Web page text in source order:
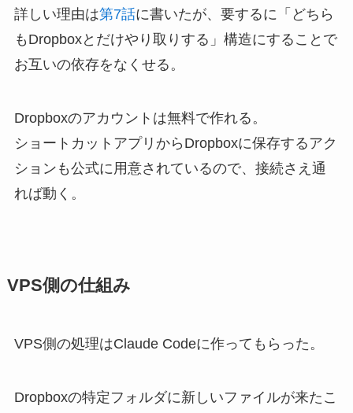
詳しい理由は第7話に書いたが、要するに「どちら
もDropboxとだけやり取りする」構造にすることで
お互いの依存をなくせる。
Dropboxのアカウントは無料で作れる。
ショートカットアプリからDropboxに保存するアク
ションも公式に用意されているので、接続さえ通
れば動く。
VPS側の仕組み
VPS側の処理はClaude Codeに作ってもらった。
Dropboxの特定フォルダに新しいファイルが来たこ